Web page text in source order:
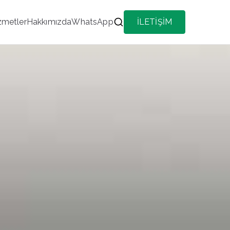
İlçe Her Kategoride Aktif Portföy Hizmeti
HakkımızdaWhatsApp İLETİŞİM